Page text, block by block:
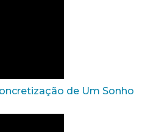
de Um Sonho